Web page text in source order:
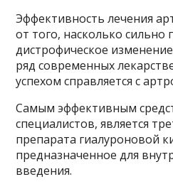
Эффективность лечения
от того, насколько сильно
дистрофическое
ряд современных
успехом справляется с
Самым эффективным
специалистов, является
препарата гиалуроновой
предназначенное для
введения.